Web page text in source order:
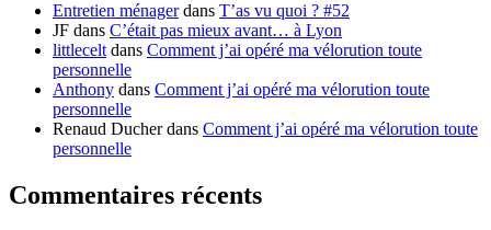
Entretien ménagerdans T’as vu quoi ? #52
JF dans C’était pas mieux avant… à Lyon
littlecelt dans Comment j’ai opéré ma vélorution toute
personnelle
Anthony dans Comment j’ai opéré ma vélorution toute
personnelle
Renaud Ducherdans Comment j’ai opéré ma vélorution toute
personnelle
Commentaires récents